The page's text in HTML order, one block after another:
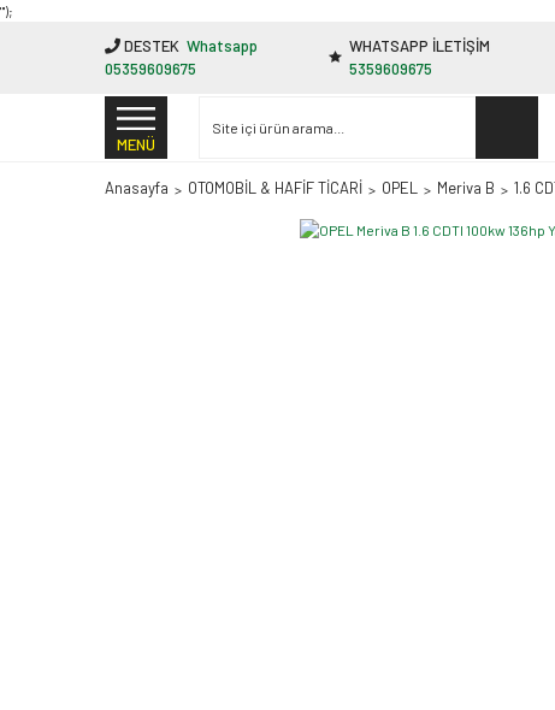
"');
DESTEK Whatsapp
05359609675
WHATSAPP İLETİŞİM
5359609675
MENÜ
Anasayfa OTOMOBİL & HAFİF TİCARİ OPEL Meriva B 1.6